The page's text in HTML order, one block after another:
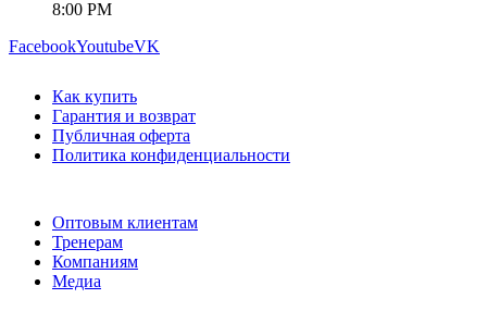
8:00 PM
FacebookYoutubeVK
Как купить
Гарантия и возврат
Публичная оферта
Политика конфиденциальности
Оптовым клиентам
Тренерам
Компаниям
Медиа